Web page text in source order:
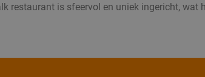
restaurant is sfeervol en uniek ingericht,